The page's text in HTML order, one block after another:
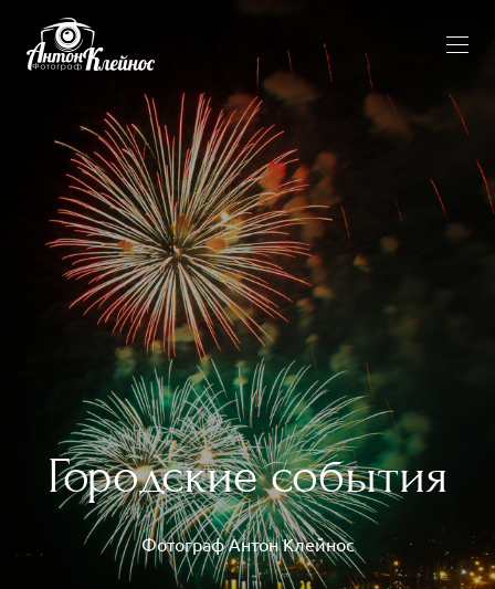
Городские события
Фотограф Антон Клейнос